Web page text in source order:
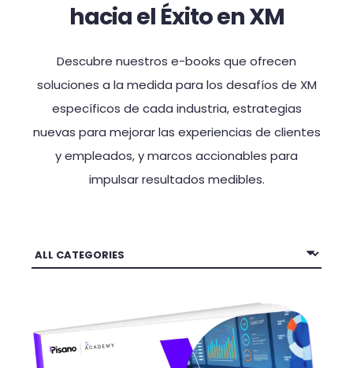
hacia el Éxito en XM
Descubre nuestros e-books que ofrecen
soluciones a la medida para los desafíos de XM
específicos de cada industria, estrategias
nuevas para mejorar las experiencias de clientes
y empleados, y marcos accionables para
impulsar resultados medibles.